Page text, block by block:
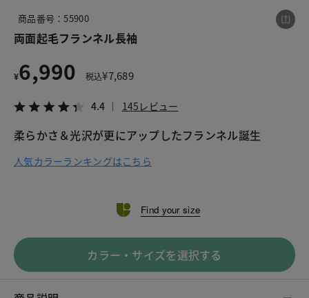
商品番号：55900
両面起毛フランネル長袖
¥6,990 税込¥7,689
4.4 145レビュー
柔らかさ＆光沢が更にアップしたフランネル誕生
人気カラーランキングはこちら
Find your size
カラー・サイズを選択する
両面起毛フランネル長袖
¥6,990 税込¥7,689
LINE X メール